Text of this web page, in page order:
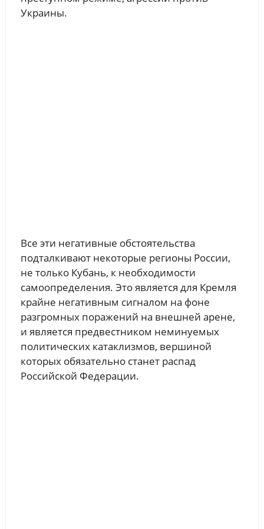
Украины.
Все эти негативные обстоятельства
подталкивают некоторые регионы России,
не только Кубань, к необходимости
самоопределения. Это является для Кремля
крайне негативным сигналом на фоне
разгромных поражений на внешней арене,
и является предвестником неминуемых
политических катаклизмов, вершиной
которых обязательно станет распад
Российской Федерации.